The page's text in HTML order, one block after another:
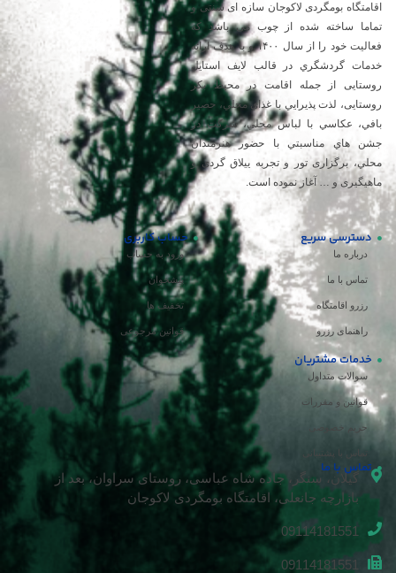
اقامتگاه بومگردی لاکوجان سازه ای سنتی و
تماما ساخته شده از چوب می باشد که
فعالیت خود را از سال ۱۴۰۰ و با هدف ارائه
خدمات گردشگري در قالب لایف استایل
روستایی از جمله اقامت در محیط بکر
روستایی، لذت پذيرايي با غذاي محلي، حصير
بافي، عكاسي با لباس محلي، شركت در
جشن هاي مناسبتي با حضور هنرمندان
محلي، برگزاری تور و تجربه ییلاق گردی و
ماهیگیری و … آغاز نموده است.
دسترسی سریع
درباره ما
تماس با ما
رزرو اقامتگاه
راهنمای رزرو
حساب کاربری
ورود به حساب
پیشخوان
تخفیف ها
قوانین مرجوعی
خدمات مشتریان
سوالات متداول
قوانین و مقررات
حریم خصوصی
تماس با پشتیبانی
تماس با ما
گیلان، سنگر، جاده شاه عباسی، روستای سراوان، بعد از
بازارچه جانعلی، اقامتگاه بومگردی لاکوجان
09114181551
09114181551